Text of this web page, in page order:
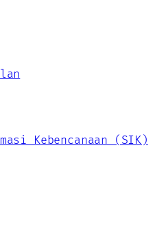
Kebencanaan (SIK)